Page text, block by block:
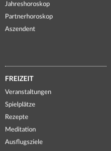
Jahreshoroskop
Partnerhoroskop
Aszendent
FREIZEIT
Veranstaltungen
Spielplätze
Rezepte
Meditation
Ausflugsziele